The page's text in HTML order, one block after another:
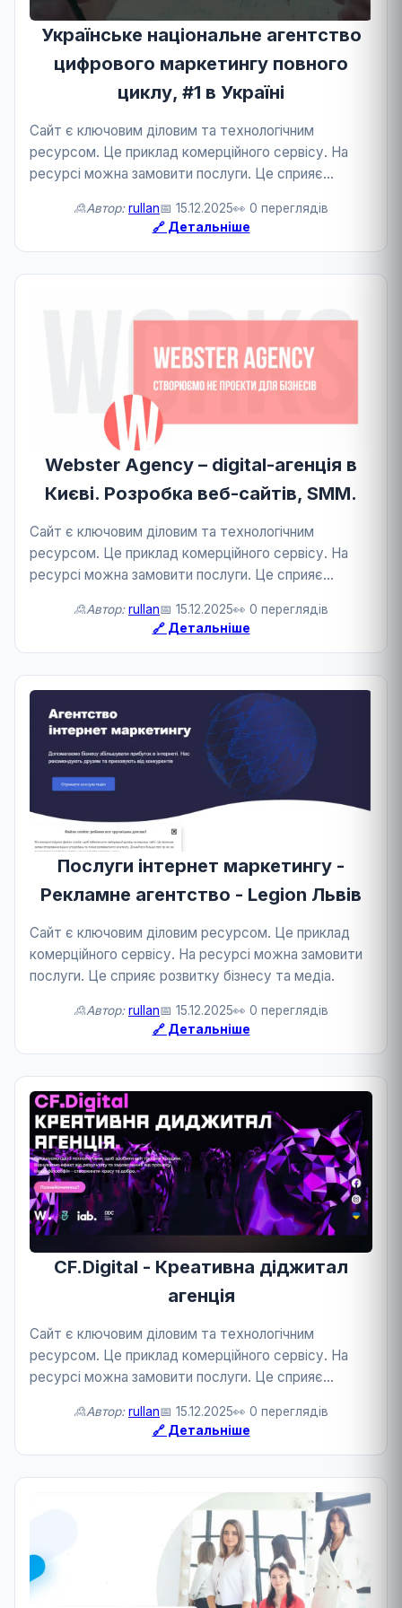
Українське національне агентство
цифрового маркетингу повного
циклу, #1 в Україні
Сайт є ключовим діловим та технологічним
ресурсом. Це приклад комерційного сервісу. На
ресурсі можна замовити послуги. Це сприяє
🙎Автор: rullan📅 15.12.2025👀 0 переглядів
🔗 Детальніше
Webster Agency – digital-агенція в
Києві. Розробка веб-сайтів, SMM.
Сайт є ключовим діловим та технологічним
ресурсом. Це приклад комерційного сервісу. На
ресурсі можна замовити послуги. Це сприяє
🙎Автор: rullan📅 15.12.2025👀 0 переглядів
🔗 Детальніше
Послуги інтернет маркетингу -
Рекламне агентство - Legion Львів
Сайт є ключовим діловим ресурсом. Це приклад
комерційного сервісу. На ресурсі можна замовити
послуги. Це сприяє розвитку бізнесу та медіа.
🙎Автор: rullan📅 15.12.2025👀 0 переглядів
🔗 Детальніше
CF.Digital - Креативна діджитал
агенція
Сайт є ключовим діловим та технологічним
ресурсом. Це приклад комерційного сервісу. На
ресурсі можна замовити послуги. Це сприяє
🙎Автор: rullan📅 15.12.2025👀 0 переглядів
🔗 Детальніше